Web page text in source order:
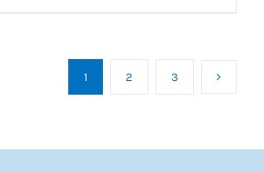
1 2 3